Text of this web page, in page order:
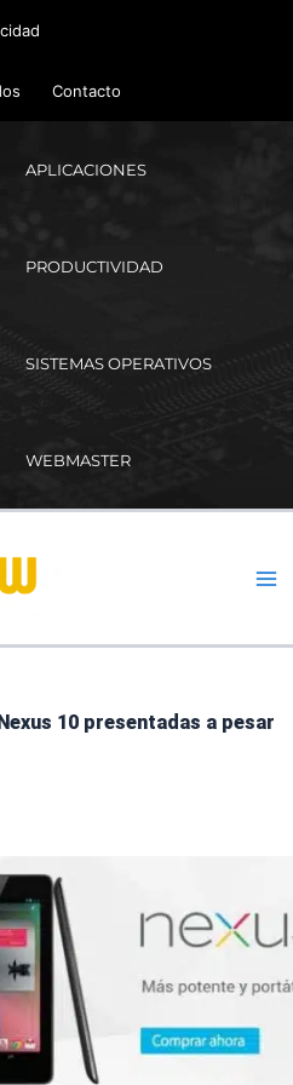
Contacto
APLICACIONES
PRODUCTIVIDAD
SISTEMAS OPERATIVOS
WEBMASTER
10 presentadas a pesar